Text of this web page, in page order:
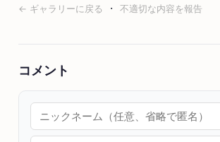
← ギャラリーに戻る · 不適切な内容を報告
コメント